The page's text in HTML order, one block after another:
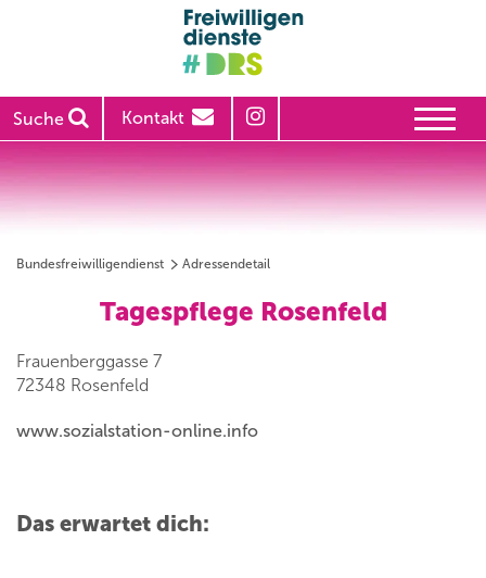
Suche Kontakt
Bundesfreiwilligendienst Adressendetail
Tagespflege Rosenfeld
Frauenberggasse 7
72348 Rosenfeld
www.sozialstation-online.info
Das erwartet dich: